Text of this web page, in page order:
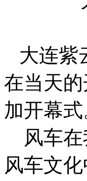
大连紫
在当天
加开幕式
风车在
风车文